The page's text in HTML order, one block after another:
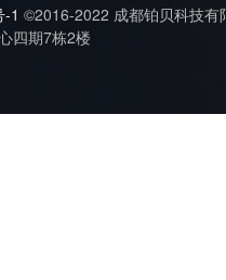
1 ©2016-2022 成都铂贝科技
四期7栋2楼